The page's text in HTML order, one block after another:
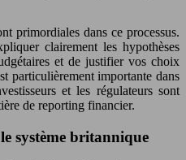
primordiales dans ce processus.
clairement les hypothèses
et de justifier vos choix
particulièrement importante dans
et les régulateurs sont
de reporting financier.
système britannique